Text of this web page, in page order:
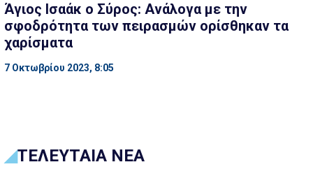
Άγιος Ισαάκ ο Σύρος: Ανάλογα με την
σφοδρότητα των πειρασμών ορίσθηκαν τα
χαρίσματα
7 Οκτωβρίου 2023, 8:05
ΤΕΛΕΥΤΑΙΑ ΝΕΑ